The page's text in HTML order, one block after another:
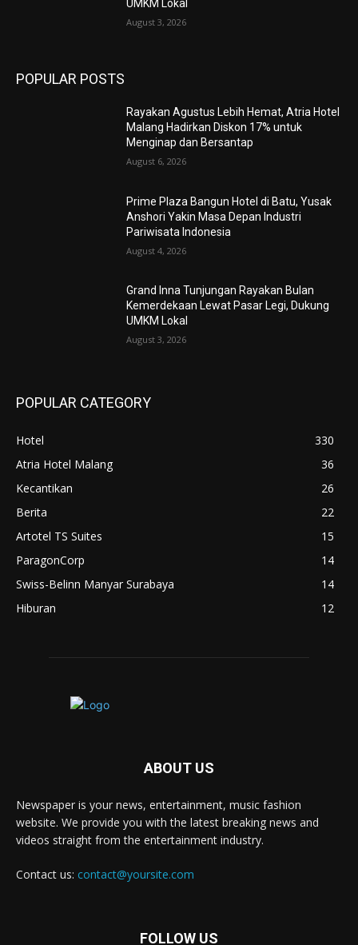
UMKM Lokal
August 3, 2026
POPULAR POSTS
Rayakan Agustus Lebih Hemat, Atria Hotel
Malang Hadirkan Diskon 17% untuk
Menginap dan Bersantap
August 6, 2026
Prime Plaza Bangun Hotel di Batu, Yusak
Anshori Yakin Masa Depan Industri
Pariwisata Indonesia
August 4, 2026
Grand Inna Tunjungan Rayakan Bulan
Kemerdekaan Lewat Pasar Legi, Dukung
UMKM Lokal
August 3, 2026
POPULAR CATEGORY
Hotel
330
Atria Hotel Malang
36
Kecantikan
26
Berita
22
Artotel TS Suites
15
ParagonCorp
14
Swiss-Belinn Manyar Surabaya
14
Hiburan
12
ABOUT US
Newspaper is your news, entertainment, music fashion
website. We provide you with the latest breaking news and
videos straight from the entertainment industry.
Contact us: contact@yoursite.com
FOLLOW US